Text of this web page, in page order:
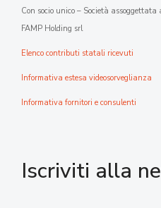
Con socio unico – Società
FAMP Holding srl
Elenco contributi statali ricevuti
Informativa estesa videosorveglianza
Informativa fornitori e consulenti
Iscriviti alla